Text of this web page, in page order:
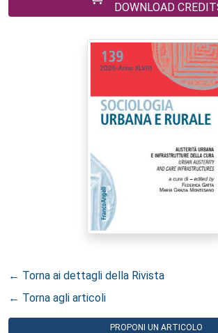
DOWNLOAD
← Torna ai dettagli della Rivista
← Torna agli articoli
PROPONI UN ARTICOLO